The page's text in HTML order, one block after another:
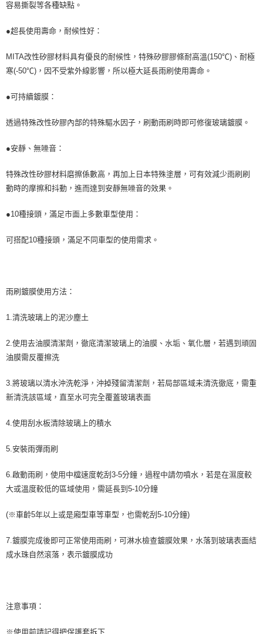
容易撕裂等各種缺點。
●超長使用壽命，耐候性好：
MITA改性矽膠材料具有優良的耐候性，特殊矽膠膠條耐高溫(150℃)、耐極
寒(-50℃)，因不受紫外線影響，所以極大延長雨刷使用壽命。
●可持續鍍膜：
透過特殊改性矽膠內部的特殊驅水因子，刷動雨刷時即可修復玻璃鍍膜。
●安靜、無噪音：
特殊改性矽膠材料磨擦係數高，再加上日本特殊塗層，可有效減少雨刷刷
動時的摩擦和抖動，進而達到安靜無噪音的效果。
●10種接頭，滿足市面上多數車型使用：
可搭配10種接頭，滿足不同車型的使用需求。
雨刷鍍膜使用方法：
1.清洗玻璃上的泥沙塵土
2.使用去油膜清潔劑，徹底清潔玻璃上的油膜、水垢、氧化層，若遇到頑固
油膜需反覆擦洗
3.將玻璃以清水沖洗乾淨，沖掉殘留清潔劑，若局部區域未清洗徹底，需重
新清洗該區域，直至水可完全覆蓋玻璃表面
4.使用刮水板清除玻璃上的積水
5.安裝雨彈雨刷
6.啟動雨刷，使用中檔速度乾刮3-5分鐘，過程中請勿噴水，若是在濕度較
大或溫度較低的區域使用，需延長到5-10分鐘
(※車齡5年以上或是廂型車等車型，也需乾刮5-10分鐘)
7.鍍膜完成後即可正常使用雨刷，可淋水檢查鍍膜效果，水落到玻璃表面結
成水珠自然滾落，表示鍍膜成功
注意事項：
※使用前請記得把保護套拆下